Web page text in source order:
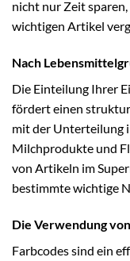
nicht nur Zeit
wichtigen Artikel
Nach
Die Einteilung Ihrer
fördert einen
mit der Unterteilung
Milchprodukte und
von Artikeln im
bestimmte wichtige
Die Verwendung
Farbcodes sind ein